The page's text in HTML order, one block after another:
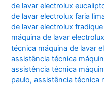
de lavar electrolux
de lavar electrolux faria
de lavar electrolux
máquina de lavar
técnica máquina de lavar
assistência técnica
assistência técnica
paulo,assistência técnica